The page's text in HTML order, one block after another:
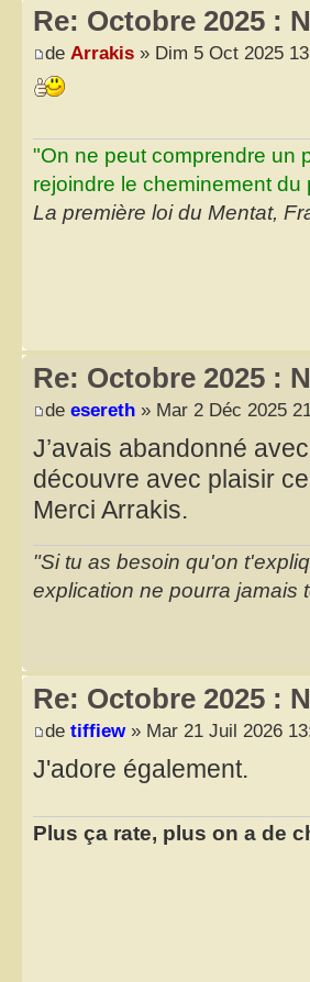
Re: Octobre 2025 :
de Arrakis » Dim 5 Oct 2025
"On ne peut comprendre un
rejoindre le cheminement
La première loi du Mentat,
Re: Octobre 2025 :
de esereth » Mar 2 Déc 2025
J’avais abandonné
découvre avec plaisir
Merci Arrakis.
"Si tu as besoin qu'on
explication ne pourra jamais
Re: Octobre 2025 :
de tiffiew» Mar 21 Juil 2026
J'adore également.
Plus ça rate, plus on a de